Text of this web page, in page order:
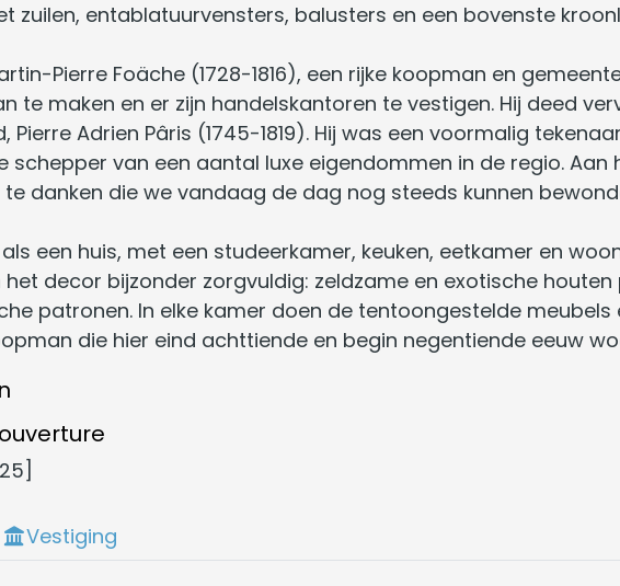
zuilen, entablatuurvensters, balusters en een bovenste
Pierre Foäche (1728-1816), een rijke koopman en
te maken en er zijn handelskantoren te vestigen. Hij deed
Pierre Adrien Pâris (1745-1819). Hij was een voormalig
schepper van een aantal luxe eigendommen in de regio.
danken die we vandaag de dag nog steeds kunnen
een huis, met een studeerkamer, keuken, eetkamer en
decor bijzonder zorgvuldig: zeldzame en exotische
patronen. In elke kamer doen de tentoongestelde
die hier eind achttiende en begin negentiende eeuw
Vestiging